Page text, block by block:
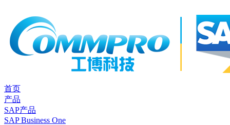
首页
产品
SAP产品
SAP Business One